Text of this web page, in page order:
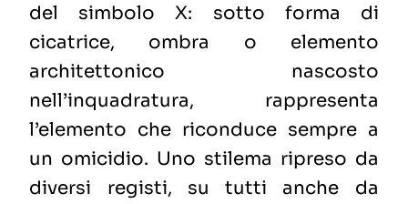
del simbolo X: sotto forma di
cicatrice, ombra o elemento
architettonico nascosto
nell’inquadratura, rappresenta
l’elemento che riconduce sempre a
un omicidio. Uno stilema ripreso da
diversi registi, su tutti anche da